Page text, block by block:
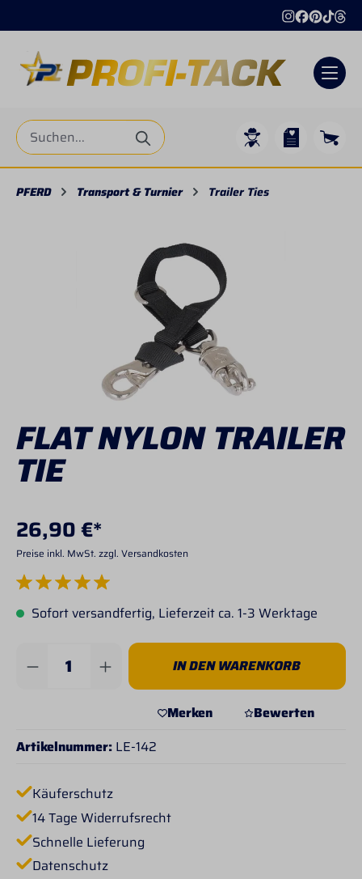
PFERD Transport & Turnier Trailer Ties
FLAT NYLON TRAILER
TIE
26,90 €*
Preise inkl. MwSt. zzgl. Versandkosten
Durchschnittliche Bewertung von 5 von 5 Sternen
Sofort versandfertig, Lieferzeit ca. 1-3 Werktage
Produkt Anzahl: Gib den gewünschten
IN DEN WARENKORB
Merken
Bewerten
Artikelnummer: LE-142
Käuferschutz
14 Tage Widerrufsrecht
Schnelle Lieferung
Datenschutz